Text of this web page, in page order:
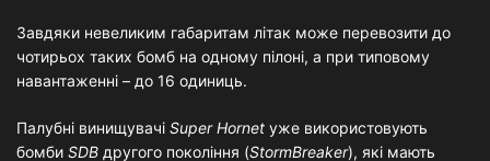
Завдяки невеликим габаритам літак може перевозити до
чотирьох таких бомб на одному пілоні, а при типовому
навантаженні – до 16 одиниць.
Палубні винищувачі Super Hornet уже використовують
бомби SDB другого покоління (StormBreaker), які мають